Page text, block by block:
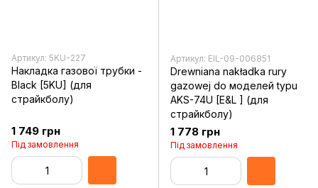
Артикул: 5KU-227
Накладка газової трубки -
Black [5KU] (для
страйкболу)
1 749 грн
Під замовлення
Артикул: EIL-09-006851
Drewniana nakładka rury
gazowej do моделей typu
AKS-74U [E&L ] (для
страйкболу)
1 778 грн
Під замовлення